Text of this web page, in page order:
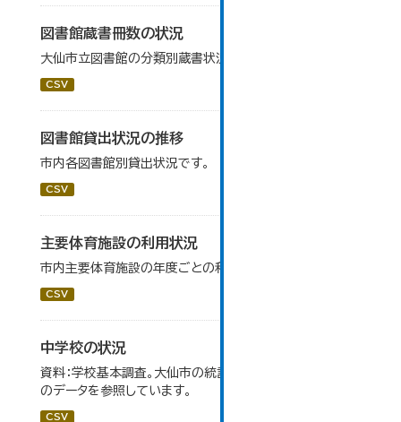
図書館蔵書冊数の状況
大仙市立図書館の分類別蔵書状況です。
CSV
図書館貸出状況の推移
市内各図書館別貸出状況です。
CSV
主要体育施設の利用状況
市内主要体育施設の年度ごとの利用状況データです。
CSV
中学校の状況
資料：学校基本調査。大仙市の統計「14-5 中学校の状況」
のデータを参照しています。
CSV